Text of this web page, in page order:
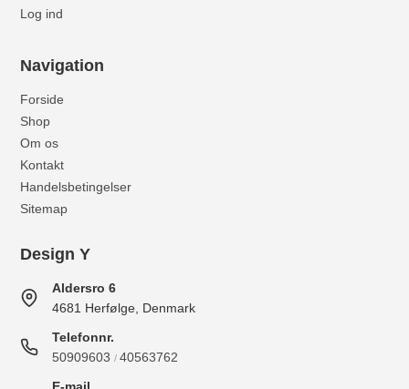
Log ind
Navigation
Forside
Shop
Om os
Kontakt
Handelsbetingelser
Sitemap
Design Y
Aldersro 6
4681 Herfølge, Denmark
Telefonnr.
50909603 /40563762
E-mail